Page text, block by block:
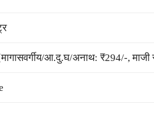
आ.दु.घ/अनाथ: ₹294/-,